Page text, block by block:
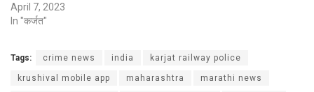
April 7, 2023
In "कर्जत"
Tags: crime news india karjat railway police
krushival mobile app maharashtra marathi news